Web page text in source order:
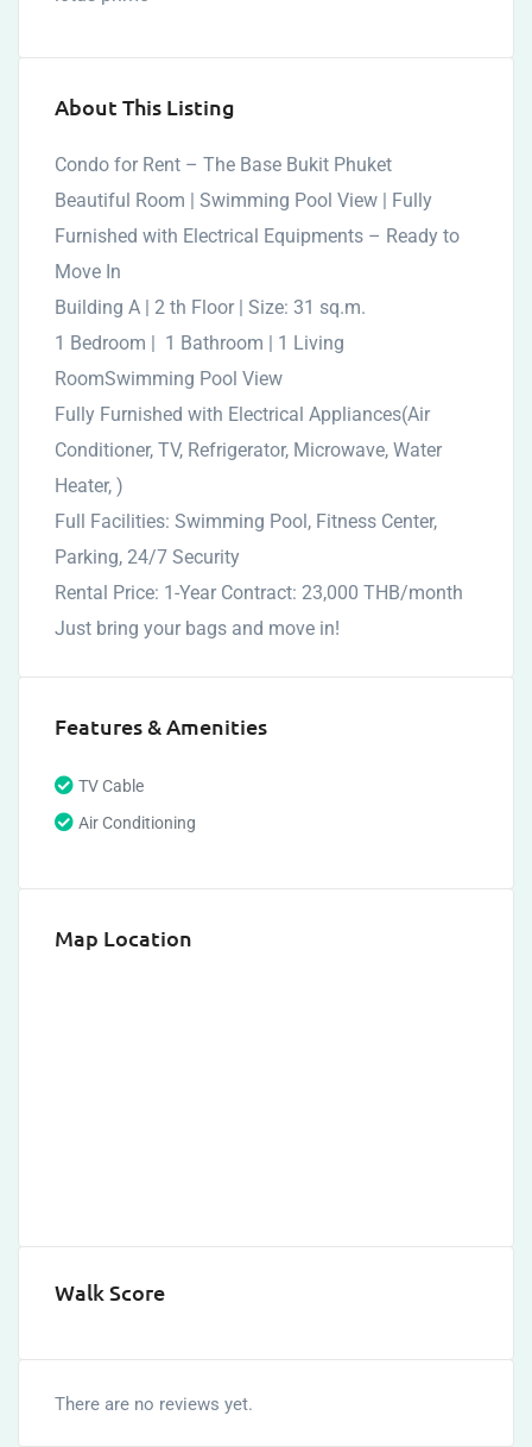
About This Listing
Condo for Rent – The Base Bukit Phuket
Beautiful Room | Swimming Pool View | Fully
Furnished with Electrical Equipments – Ready to
Move In
Building A | 2 th Floor | Size: 31 sq.m.
1 Bedroom | 1 Bathroom | 1 Living
RoomSwimming Pool View
Fully Furnished with Electrical Appliances(Air
Conditioner, TV, Refrigerator, Microwave, Water
Heater, )
Full Facilities: Swimming Pool, Fitness Center,
Parking, 24/7 Security
Rental Price: 1-Year Contract: 23,000 THB/month
Just bring your bags and move in!
Features & Amenities
TV Cable
Air Conditioning
Map Location
Walk Score
There are no reviews yet.